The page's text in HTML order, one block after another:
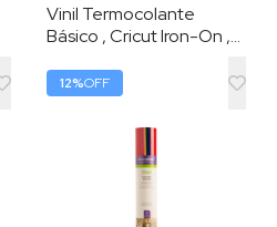
Vinil Termocolante
Básico , Cricut Iron-On ,
12%OFF